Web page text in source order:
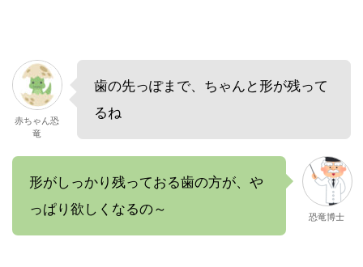
赤ちゃん恐
竜
歯の先っぽまで、ちゃんと形が残って
るね
形がしっかり残っておる歯の方が、や
っぱり欲しくなるの～
恐竜博士